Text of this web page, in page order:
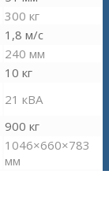
300 кг
1,8 м/с
240 мм
10 кг
21 кВА
900 кг
1046×660×783
мм